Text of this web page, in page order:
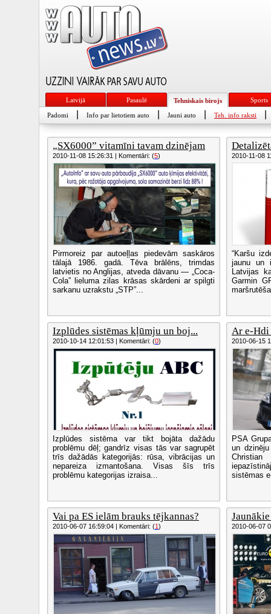
Latvijā Pasaulē Tehniskais birojs Sports
Padomi Info par lietotiem auto Jauni auto Teh. info raksti
„SX6000” vitamīni tavam dzinējam
2010-11-08 15:26:31 | Komentāri: (5)
Pirmoreiz par autoeļļas piedevām saskāros
tālajā 1986. gadā. Tēva brālēns, trimdas
latvietis no Anglijas, atveda dāvanu — „Coca-
Cola” lieluma zilas krāsas skārdeni ar spilgti
sarkanu uzrakstu „STP”...
2010-11-08
“Karšu
jaunu un
Latvijas
Garmin
Izplūdes sistēmas kļūmju un boj...
2010-10-14 12:01:53 | Komentāri: (0)
Izplūdes sistēma var tikt bojāta dažādu
problēmu dēļ; gandrīz visas tās var sagrupēt
trīs dažādās kategorijās: rūsa, vibrācijas un
nepareiza izmantošana. Visas šīs trīs
problēmu kategorijas izraisa...
Ar e-Hdi
2010-06-15
PSA
un
Christian
sistēmas
Vai pa ES ielām brauks tējkannas?
2010-06-07 16:59:04 | Komentāri: (1) 2010-06-07